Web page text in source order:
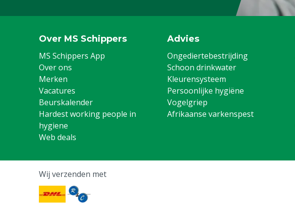
Over MS Schippers
MS Schippers App
Over ons
Merken
Vacatures
Beurskalender
Hardest working people in
hygiene
Web deals
Advies
Ongediertebestrijding
Schoon drinkwater
Kleurensysteem
Persoonlijke hygiëne
Vogelgriep
Afrikaanse varkenspest
Wij verzenden met